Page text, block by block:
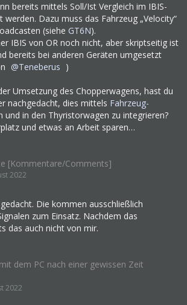
bereits mittels Soll/Ist Vergleich im IBIS-
werden. Dazu muss das Fahrzeug „Velocity“
(siehe GT6N).
IBIS von OR noch nicht, aber skriptseitig ist
bereits bei anderen Geräten umgesetzt
Teneberus )
Umsetzung des Chopperwagens, hast du
nachgedacht, dies mittels Fahrzeug-
und in den Thyristorwagen zu integrieren?
und etwas an Arbeit sparen…
[Kommentare/Comments]
2022
Die kommen ausschließlich
zum Einsatz. Nachdem das
das auch nicht von mir.
dem PC nach einer gewissen Zeit
2022